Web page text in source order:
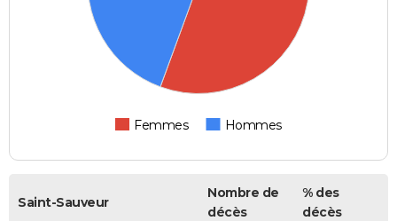
Femmes Hommes
Saint-Sauveur
Nombre de
décès
% des
décès